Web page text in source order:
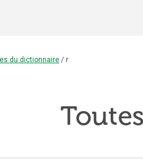
du dictionnaire / r